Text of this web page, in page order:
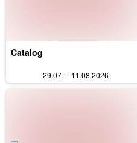
Catalog
29.07. – 11.08.2026